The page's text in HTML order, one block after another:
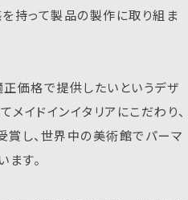
持って製品の製作に取り組ま
価格で提供したいというデザ
メイドインイタリアにこだわり、
し、世界中の美術館でパーマ
ます。